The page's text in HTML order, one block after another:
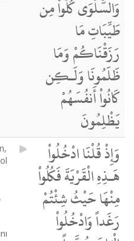
وَالسَّلْوَى كُلُواْ مِن
طَيِّبَاتِ مَا
رَزَقْنَاكُمْ وَمَا
ظَلَمُونَا وَلَـكِن
كَانُواْ أَنفُسَهُمْ
يَظْلِمُونَ
وَإِذْ قُلْنَا ادْخُلُواْ
هَـذِهِ الْقَرْيَةَ فَكُلُواْ
مِنْهَا حَيْثُ شِئْتُمْ
رَغَداً وَادْخُلُواْ